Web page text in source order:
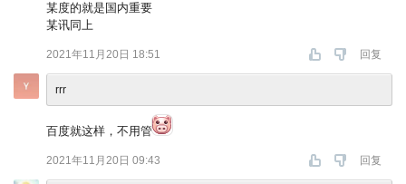
某度的就是国内重要
某讯同上
2021年11月20日 18:51 回复
rrr
百度就这样，不用管
2021年11月20日 09:43 回复